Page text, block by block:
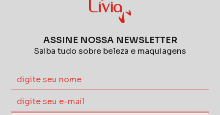
ASSINE NOSSA NEWSLETTER
Saiba tudo sobre beleza e maquiagens